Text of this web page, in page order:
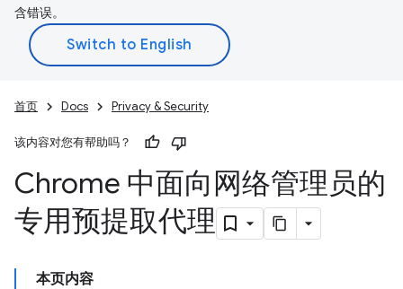
含错误。
首页 Docs Privacy & Security
该内容对您有帮助吗？
Chrome 中面向网络管理员的
专用预提取代理
本页内容